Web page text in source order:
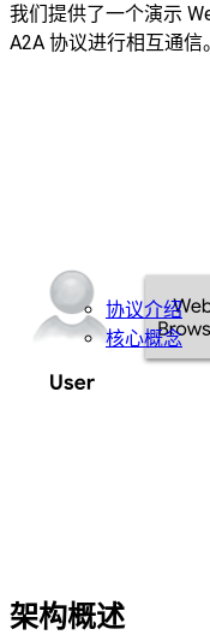
协议介绍
核心概念
我们提供了一个演示
A2A 协议进行相互通信。
架构概述